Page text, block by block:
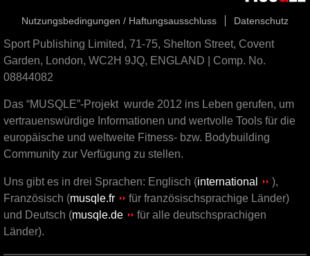
Nutzungsbedingungen / Haftungsausschluss Datenschutz
Sport Publishing Limited, 71-75, Shelton Street, Covent
Garden, London, WC2H 9JQ, ENGLAND | Comp. No.
08844082
Das “MUSQLE”-Projekt wurde 2012 ins Leben gerufen, um
vertrauenswürdige Informationen und wertvolle Tools für die
europäische und weltweite Fitness- bzw. Bodybuilding
Community zur Verfügung zu stellen.
Uns gibt es in drei Sprachen: Englisch (international
),
Französisch (musqle.fr
für französischsprachige Länder)
und Deutsch (musqle.de
für alle deutschsprachigen
Länder).